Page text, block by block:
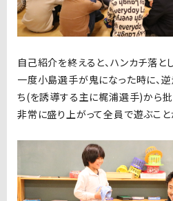
自己紹介を終えると、ハンカチ落と
一度小島選手が鬼になった時に、
ち(を誘導する主に梶浦選手)から
非常に盛り上がって全員で遊ぶこと